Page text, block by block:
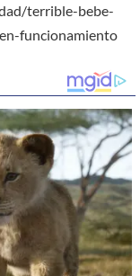
terrible-bebe-
funcionamiento